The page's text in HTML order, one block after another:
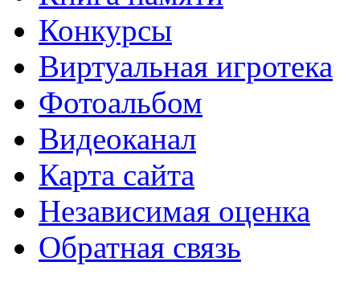
Конкурсы
Виртуальная игротека
Фотоальбом
Видеоканал
Карта сайта
Независимая оценка
Обратная связь